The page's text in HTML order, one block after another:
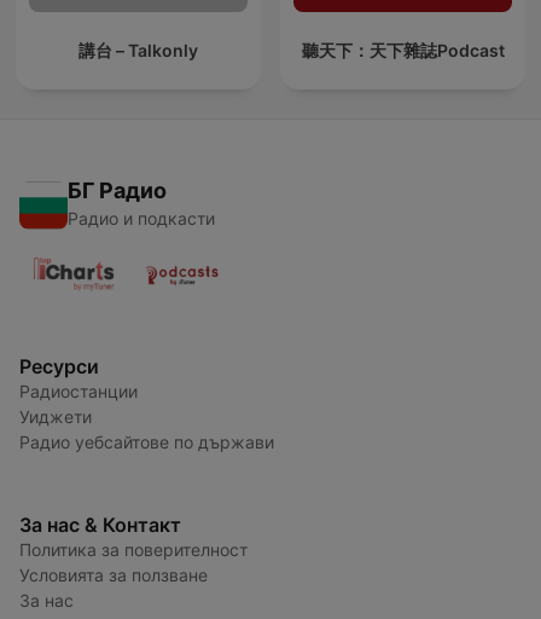
講台 – Talkonly 聽天下：天下雜誌Podcast
БГ Радио
Радио и подкасти
Ресурси
Радиостанции
Уиджети
Радио уебсайтове по държави
За нас & Контакт
Политика за поверителност
Условията за ползване
За нас